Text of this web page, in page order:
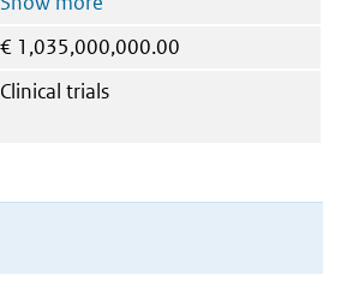
€ 1,035,000,000.00
Clinical trials